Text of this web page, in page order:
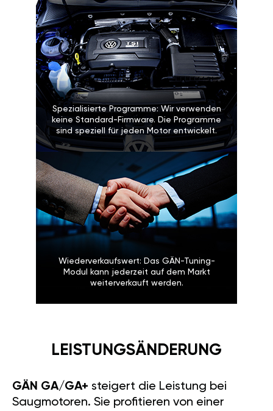
Spezialisierte Programme: Wir verwenden
keine Standard-Firmware. Die Programme
sind speziell für jeden Motor entwickelt.
Wiederverkaufswert: Das GÄN-Tuning-
Modul kann jederzeit auf dem Markt
weiterverkauft werden.
LEISTUNGSÄNDERUNG
GÄN GA/GA+ steigert die Leistung bei
Saugmotoren. Sie profitieren von einer